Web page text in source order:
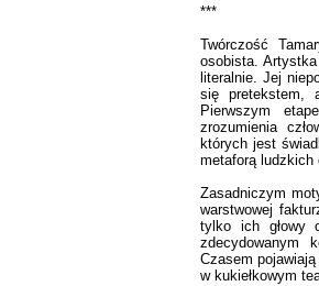
***
Twórczość
osobista.
literalnie. Jej
się pretekstem,
Pierwszym
zrozumienia
których jest
metaforą ludzkich
Zasadniczym
warstwowej
tylko ich głowy
zdecydowanym
Czasem
w kukiełkowym